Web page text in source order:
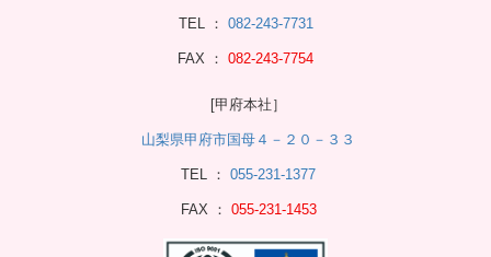
TEL ： 082-243-7731
FAX ： 082-243-7754
[甲府本社］
山梨県甲府市国母４－２０－３３
TEL ： 055-231-1377
FAX ： 055-231-1453